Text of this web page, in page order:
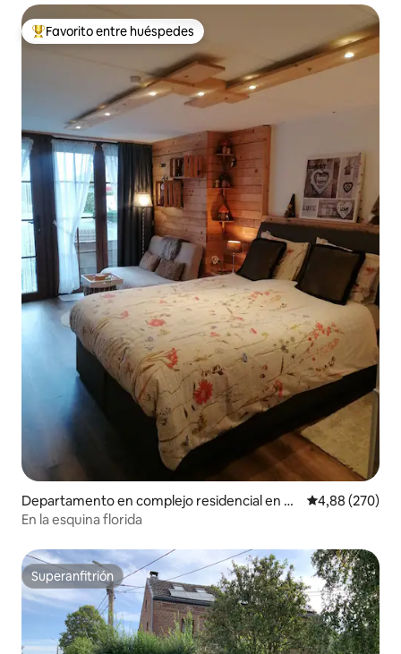
Favorito entre los huéspedes más destacados
Favorito entre huéspedes
Departamento en complejo residencial en M
almedy
Calificación
4,88 (270)
En la esquina florida
Superanfitrión
Superanfitrión